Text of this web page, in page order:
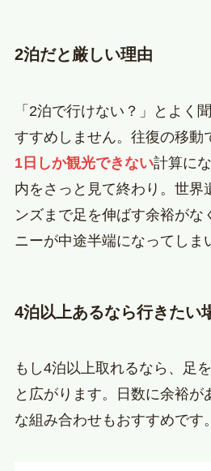
2泊だと厳しい理由
「2泊で行けない？」とよく
すすめしません。往復の移動
1日しか観光できない計算に
内をさっと見て終わり。世界
ンズまで足を伸ばす余裕がな
ニーが中途半端になってしま
4泊以上あるなら行きたい
もし4泊以上取れるなら、足
と広がります。日数に余裕が
な組み合わせもおすすめです。